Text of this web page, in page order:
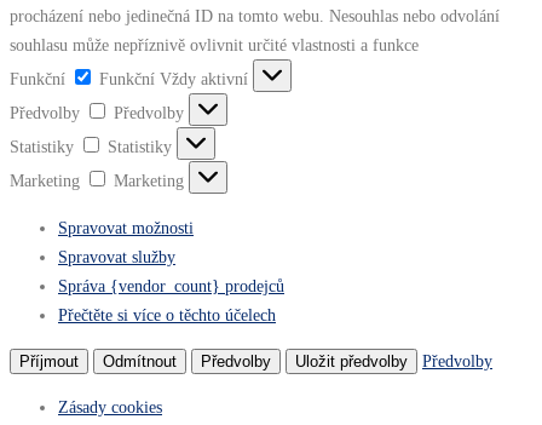
procházení nebo jedinečná ID na tomto webu. Nesouhlas nebo odvolání
souhlasu může nepříznivě ovlivnit určité vlastnosti a funkce
Funkční
Funkční Vždy aktivní
Předvolby
Předvolby
Statistiky
Statistiky
Marketing
Marketing
Spravovat možnosti
Spravovat služby
Správa {vendor_count} prodejců
Přečtěte si více o těchto účelech
Příjmout Odmítnout Předvolby Uložit předvolby Předvolby
Zásady cookies